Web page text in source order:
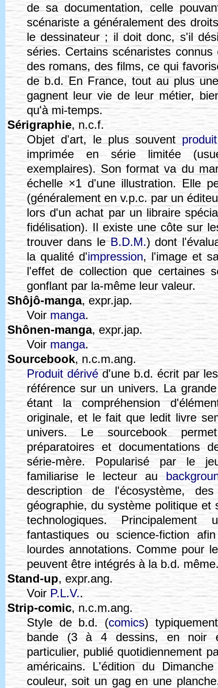
de sa documentation, celle
scénariste a généralement des
le dessinateur ; il doit donc, s'il
séries. Certains scénaristes
des romans, des films, ce qui
de b.d. En France, tout au plus
gagnent leur vie de leur métier,
qu'à mi-temps.
Sérigraphie, n.c.f.
Objet d'art, le plus souvent
imprimée en série limitée
exemplaires). Son format va du
échelle ×1 d'une illustration. Elle
(généralement en v.p.c. par un
lors d'un achat par un libraire
fidélisation). Il existe une côte sur
trouver dans leB.D.M.) dont
la qualité d'impression, l'image et
l'effet de collection que certaines
gonflant par la-même leur valeur.
Shôjô-manga, expr.jap.
Voirmanga.
Shônen-manga, expr.jap.
Voir manga.
Sourcebook, n.c.m.ang.
Produit dérivéd'une b.d. écrit par
référence sur un univers. La
étant la compréhension
originale, et le fait que ledit livre
univers. Le sourcebook
préparatoires et documentations
série-mère. Popularisé par le
familiarise le lecteur au
description de l'écosystème,
géographie, du système politique
technologiques.
fantastiques ou science-fiction
lourdes annotations. Comme pour
peuvent être intégrés à la b.d.
Stand-up, expr.ang.
Voir P.L.V..
Strip-comic, n.c.m.ang.
Style de b.d. (comics)
bande (3 à 4 dessins, en noir
particulier, publié quotidiennement
américains. L'édition du
couleur, soit un gag en une